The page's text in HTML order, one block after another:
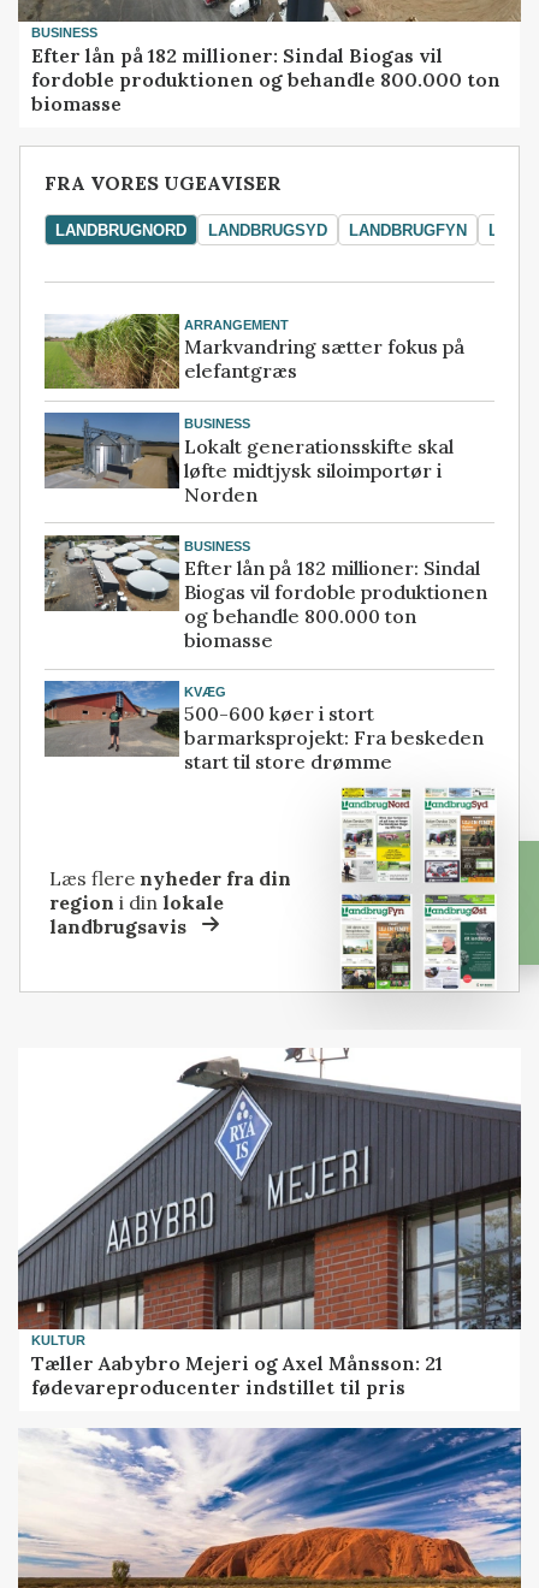
BUSINESS
Efter lån på 182 millioner: Sindal Biogas vil
fordoble produktionen og behandle 800.000 ton
biomasse
FRA VORES UGEAVISER
LANDBRUGNORD LANDBRUGSYD LANDBRUGFYN
ARRANGEMENT
Markvandring sætter fokus på
elefantgræs
BUSINESS
Lokalt generationsskifte skal
løfte midtjysk siloimportør i
Norden
BUSINESS
Efter lån på 182 millioner: Sindal
Biogas vil fordoble produktionen
og behandle 800.000 ton
biomasse
KVÆG
500-600 køer i stort
barmarksprojekt: Fra beskeden
start til store drømme
Læs flere nyheder fra din
region i dinlokale
landbrugsavis
KULTUR
Tæller Aabybro Mejeri og Axel Månsson: 21
fødevareproducenter indstillet til pris